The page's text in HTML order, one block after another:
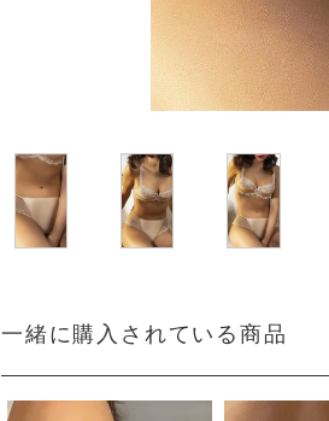
一緒に購入されている商品